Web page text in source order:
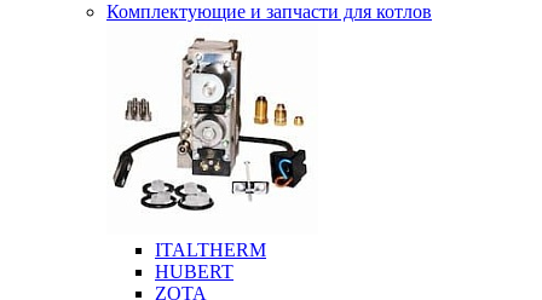
Комплектующие и запчасти для котлов
ITALTHERM
HUBERT
ZOTA